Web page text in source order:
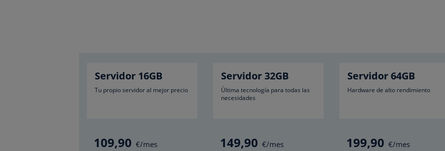
Servidor 16GB
Tu propio servidor al mejor precio
109,90 €/mes
Servidor 32GB
Última tecnología para todas las
necesidades
149,90 €/mes
Servidor 64GB
Hardware de alto rendimiento
199,90 €/mes